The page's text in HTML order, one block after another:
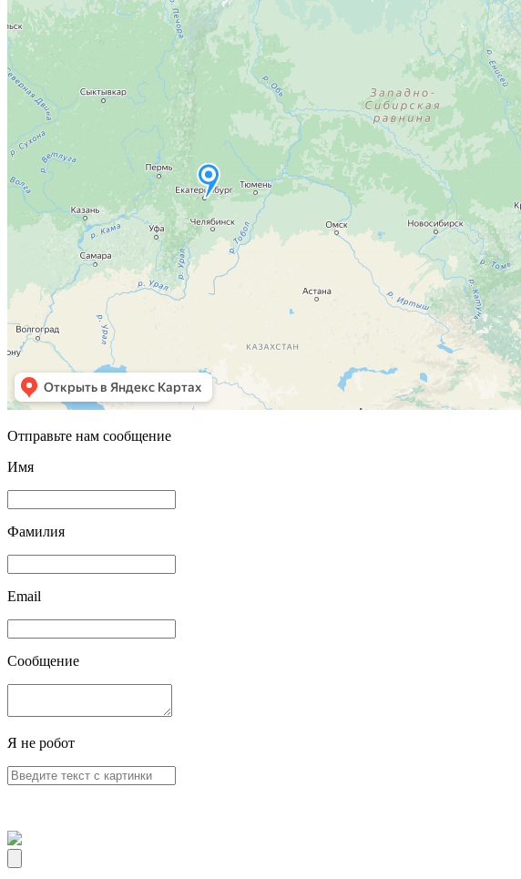
Отправьте нам сообщение
Имя
Фамилия
Email
Сообщение
Я не робот